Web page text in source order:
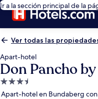
Ir a la sección principal de la
Ver todas las
Apart-hotel
Don Pancho
Propiedad
de
Apart-hotel en Bundaberg